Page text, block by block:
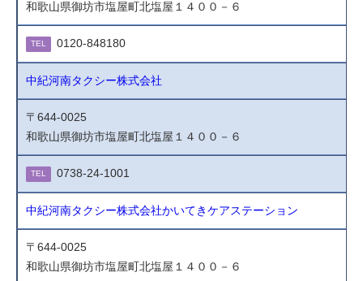
和歌山県御坊市塩屋町北塩屋１４００－６
TEL 0120-848180
中紀河南タクシー株式会社
〒644-0025
和歌山県御坊市塩屋町北塩屋１４００－６
TEL 0738-24-1001
中紀河南タクシー株式会社かいてきケアステーション
〒644-0025
和歌山県御坊市塩屋町北塩屋１４００－６